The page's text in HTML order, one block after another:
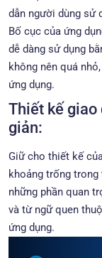
dẫn người dùng sử
Bố cục của ứng
dễ dàng sử dụng
không nên quá
ứng dụng.
Thiết kế
giản:
Giữ cho thiết kế
khoảng trống
những phần quan
và từ ngữ quen
ứng dụng.